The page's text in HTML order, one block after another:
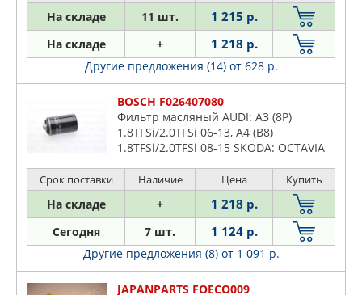
На складе 11 шт. 1 215 р.
На складе + 1 218 р.
Другие предложения (14) от 628 р.
BOSCH F026407080
Фильтр масляный AUDI: A3 (8P)
1.8TFSi/2.0TFSi 06-13, A4 (B8)
1.8TFSi/2.0TFSi 08-15 SKODA: OCTAVIA
1.8TSi/2.0TSi/FSi 07-14
Срок поставки Наличие Цена Купить
На складе + 1 218 р.
Сегодня 7 шт. 1 124 р.
Другие предложения (8) от 1 091 р.
JAPANPARTS FOECO009